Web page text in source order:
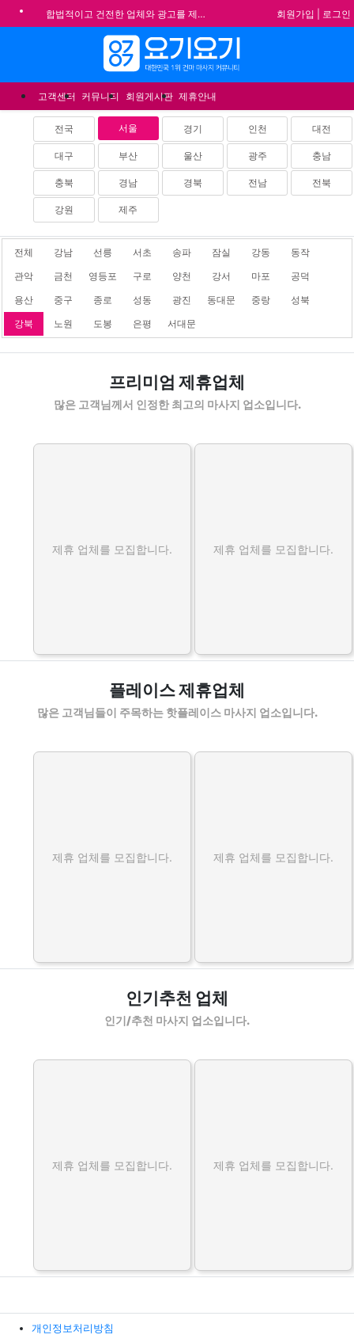
합법적이고 건전한 업체와 광고를 제휴합니다.
★요기요기 설 연휴 휴무 안내★
★ 요기요기 업체회원 안내사항 ★
불건전한 게시글은 삭제 및 회원탈퇴 됩니다.
회원가입 로그인
고객센터 커뮤니티 회원게시판 제휴안내
전국 서울 경기 인천 대전
대구 부산 울산 광주 충남
충북 경남 경북 전남 전북
강원 제주
전체 강남 선릉 서초 송파 잠실 강동
동작
관악
금천 영등포 구로 양천 강서 마포
공덕
용산
중구 종로 성동 광진 동대문 중랑
성북
강북
노원 도봉 은평 서대문
이
정
프리미엄 제휴업체
많은 고객님께서 인정한 최고의 마사지 업소입니다.
제휴 업체를 모집합니다. 제휴 업체를 모집합니다.
플레이스 제휴업체
많은 고객님들이 주목하는 핫플레이스 마사지 업소입니다.
제휴 업체를 모집합니다. 제휴 업체를 모집합니다.
인기추천 업체
인기/추천 마사지 업소입니다.
제휴 업체를 모집합니다. 제휴 업체를 모집합니다.
개인정보처리방침